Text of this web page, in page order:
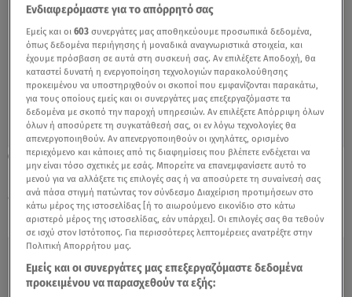
27.06.22, 23:41
Καλλιόπη: Η φιναλίστ του MasterChef πήρε
ένα ακόμα πτυχίο - Το μήνυμά της
Ενδιαφερόμαστε για το απόρρητό σας
Εμείς και οι603 συνεργάτες μας αποθηκεύουμε προσωπικά δεδομένα,
όπως δεδομένα περιήγησης ή μοναδικά αναγνωριστικά στοιχεία, και
έχουμε πρόσβαση σε αυτά στη συσκευή σας. Αν επιλέξετε Αποδοχή, θα
καταστεί δυνατή η ενεργοποίηση τεχνολογιών παρακολούθησης
προκειμένου να υποστηριχθούν οι σκοποί που εμφανίζονται παρακάτω,
για τους οποίους εμείς και οι συνεργάτες μας επεξεργαζόμαστε τα
δεδομένα με σκοπό την παροχή υπηρεσιών. Αν επιλέξετε Απόρριψη όλων
όλων ή αποσύρετε τη συγκατάθεσή σας, οι εν λόγω τεχνολογίες θα
απενεργοποιηθούν. Αν απενεργοποιηθούν οι ιχνηλάτες, ορισμένο
περιεχόμενο και κάποιες από τις διαφημίσεις που βλέπετε ενδέχεται να
μην είναι τόσο σχετικές με εσάς. Μπορείτε να επανεμφανίσετε αυτό το
μενού για να αλλάξετε τις επιλογές σας ή να αποσύρετε τη συναίνεσή σας
ανά πάσα στιγμή πατώντας τον σύνδεσμο Διαχείριση προτιμήσεων στο
κάτω μέρος της ιστοσελίδας [ή το αιωρούμενο εικονίδιο στο κάτω
αριστερό μέρος της ιστοσελίδας, εάν υπάρχει]. Οι επιλογές σας θα τεθούν
σε ισχύ στον Ιστότοπος. Για περισσότερες λεπτομέρειες ανατρέξτε στην
Πολιτική Απορρήτου μας.
Εμείς και οι συνεργάτες μας επεξεργαζόμαστε δεδομένα
προκειμένου να παρασχεθούν τα εξής: